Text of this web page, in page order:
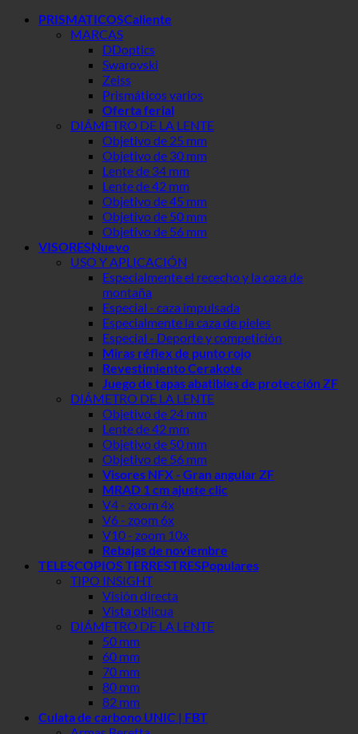
PRISMATICOS
MARCAS
DDoptics
Swarovski
Zeiss
Prismáticos varios
Oferta ferial
DIÁMETRO DE LA LENTE
Objetivo de 25 mm
Objetivo de 30 mm
Lente de 34 mm
Lente de 42 mm
Objetivo de 45 mm
Objetivo de 50 mm
Objetivo de 56 mm
VISORES
USO Y APLICACIÓN
Especialmente el rececho y la caza de
montaña
Especial - caza impulsada
Especialmente la caza de pieles
Especial - Deporte y competición
Miras réflex de punto rojo
Revestimiento Cerakote
Juego de tapas abatibles de protección ZF
DIÁMETRO DE LA LENTE
Objetivo de 24 mm
Lente de 42 mm
Objetivo de 50 mm
Objetivo de 56 mm
Visores NFX - Gran angular ZF
MRAD 1 cm ajuste clic
V4 - zoom 4x
V6 - zoom 6x
V10 - zoom 10x
Rebajas de noviembre
TELESCOPIOS TERRESTRES
TIPO INSIGHT
Visión directa
Vista oblicua
DIÁMETRO DE LA LENTE
50 mm
60 mm
70 mm
80 mm
82 mm
Culata de carbono UNIC | FBT